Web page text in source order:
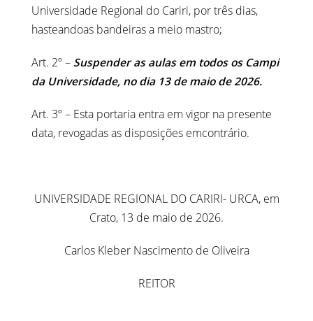
Universidade Regional do Cariri, por três dias,
hasteandoas bandeiras a meio mastro;
Art. 2º – Suspender as aulas em todos os Campi
da Universidade, no dia 13 de maio de 2026.
Art. 3º – Esta portaria entra em vigor na presente
data, revogadas as disposições emcontrário.
UNIVERSIDADE REGIONAL DO CARIRI- URCA, em
Crato, 13 de maio de 2026.
Carlos Kleber Nascimento de Oliveira
REITOR